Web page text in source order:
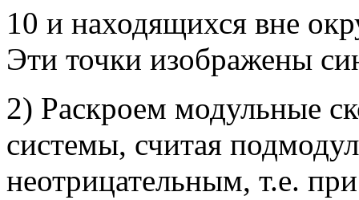
10 и находящихся вне
Эти точки изображены
2) Раскроем модульные
системы, считая
неотрицательным, т.е.